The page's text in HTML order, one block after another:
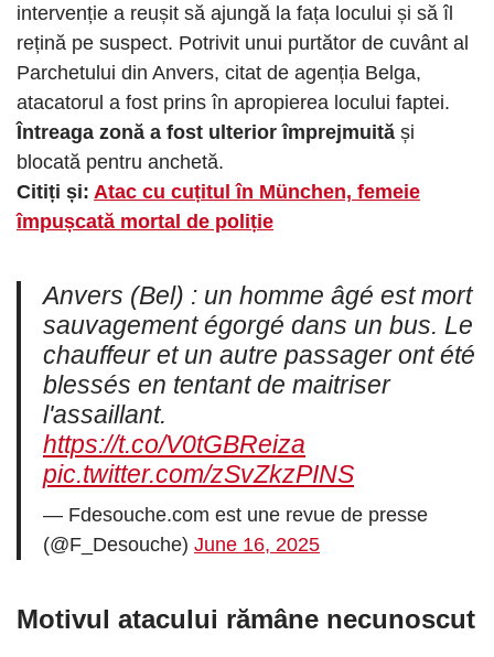
intervenție a reușit să ajungă la fața locului și să îl
rețină pe suspect. Potrivit unui purtător de cuvânt al
Parchetului din Anvers, citat de agenția Belga,
atacatorul a fost prins în apropierea locului faptei.
Întreaga zonă a fost ulterior împrejmuită și
blocată pentru anchetă.
Citiți și: Atac cu cuțitul în München, femeie
împușcată mortal de poliție
Anvers (Bel) : un homme âgé est mort
sauvagement égorgé dans un bus. Le
chauffeur et un autre passager ont été
blessés en tentant de maitriser
l'assaillant.
https://t.co/V0tGBReiza
pic.twitter.com/zSvZkzPINS
— Fdesouche.com est une revue de presse
(@F_Desouche) June 16, 2025
Motivul atacului rămâne necunoscut